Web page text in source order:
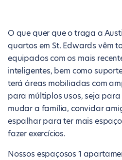
O que quer que o traga a
quartos em St. Edwards vêm
equipados com os mais
inteligentes, bem como
terá áreas mobiliadas com
para múltiplos usos, seja
mudar a família, convidar
espalhar para ter mais
fazer exercícios.
Nossos espaçosos 1